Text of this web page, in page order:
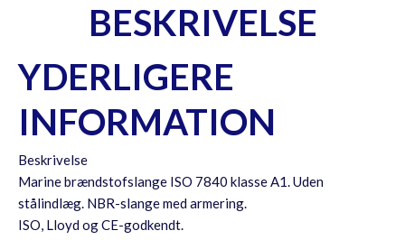
BESKRIVELSE
YDERLIGERE
INFORMATION
Beskrivelse
Marine brændstofslange ISO 7840 klasse A1. Uden
stålindlæg. NBR-slange med armering.
ISO, Lloyd og CE-godkendt.